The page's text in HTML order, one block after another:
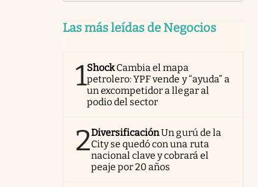
Las más leídas de Negocios
1Shock Cambia el mapa
petrolero: YPF vende y “ayuda” a
un excompetidor a llegar al
podio del sector
2DiversificaciónUn gurú de la
City se quedó con una ruta
nacional clave y cobrará el
peaje por 20 años